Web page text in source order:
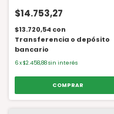
$14.753,27
$13.720,54 con
Transferencia o depósito
bancario
6x$2.458,88sin interés